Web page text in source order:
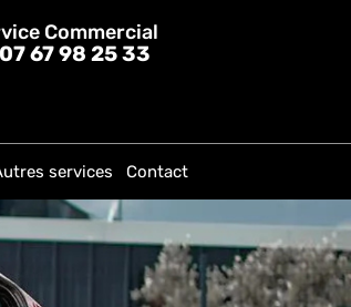
Commercial
07 67 98 25 33
services Contact